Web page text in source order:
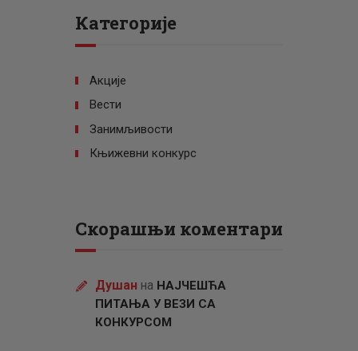
Категорије
Акције
Вести
Занимљивости
Књижевни конкурс
Скорашњи коментари
Душан на НАЈЧЕШЋА
ПИТАЊА У ВЕЗИ СА
КОНКУРСОМ